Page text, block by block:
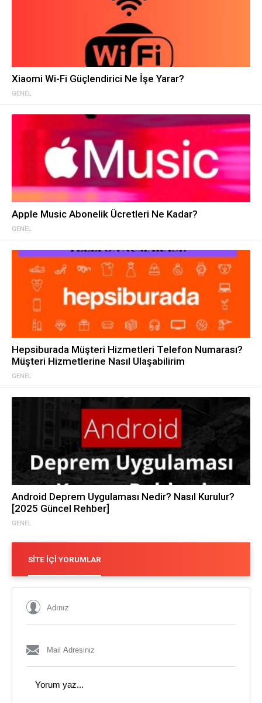
GENEL
Xiaomi Wi-Fi Güçlendirici Ne İşe Yarar?
GENEL
Apple Music Abonelik Ücretleri Ne Kadar?
GENEL
Hepsiburada Müşteri Hizmetleri Telefon Numarası?
Müşteri Hizmetlerine Nasıl Ulaşabilirim
GENEL
Android Deprem Uygulaması Nedir? Nasıl Kurulur?
[2025 Güncel Rehber]
SITE İÇI YORUMLAR